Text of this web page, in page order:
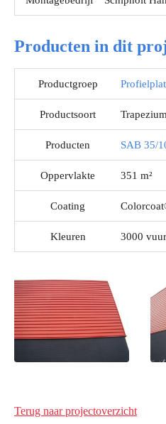
Producten in dit
Productgroep
Productsoort
Producten SAB 35/
Oppervlakte 351 m²
Coating
Kleuren 3000
Terug naar projectoverzicht